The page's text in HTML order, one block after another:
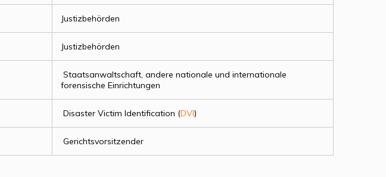
Justizbehörden
Justizbehörden
Staatsanwaltschaft, andere nationale und internationale
forensische Einrichtungen
Disaster Victim Identification (DVI)
Gerichtsvorsitzender